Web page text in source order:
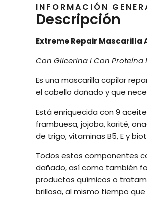
INFORMACIÓN
Descripción
Extreme Repair Mascarilla
Con Glicerina I Con Proteína
Es una mascarilla capilar
el cabello dañado y que
Está enriquecida con 9
frambuesa, jojoba, karité,
de trigo, vitaminas B5, E y
Todos estos componentes
dañado, así como también
productos químicos o
brillosa, al mismo tiempo